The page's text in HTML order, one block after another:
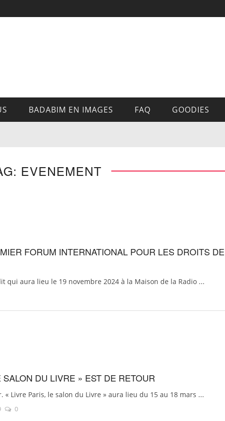
BADABIM EN IMAGES FAQ GOODIES
EVENEMENT
FORUM INTERNATIONAL POUR LES DROITS DE
qui aura lieu le 19 novembre 2024 à la Maison de la Radio ...
DU LIVRE » EST DE RETOUR
Livre Paris, le salon du Livre » aura lieu du 15 au 18 mars ...
0